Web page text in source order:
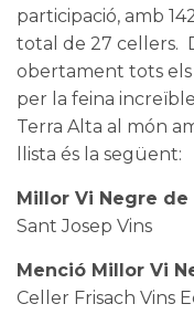
participació, amb
total de 27 cellers.
obertament tots
per la feina
Terra Alta al món
llista és la següent:
Millor Vi Negre de
Sant Josep Vins
Menció Millor Vi
Celler Frisach Vins